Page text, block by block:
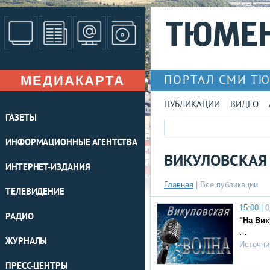
МЕДИАКАРТА
ГАЗЕТЫ
ИНФОРМАЦИОННЫЕ АГЕНТСТВА
ИНТЕРНЕТ-ИЗДАНИЯ
ТЕЛЕВИДЕНИЕ
РАДИО
ЖУРНАЛЫ
ПРЕСС-ЦЕНТРЫ
ПОРТАЛ СМИ
ПУБЛИКАЦИИ ВИДЕО
Главная Все публикации
15:00 |
"На
…